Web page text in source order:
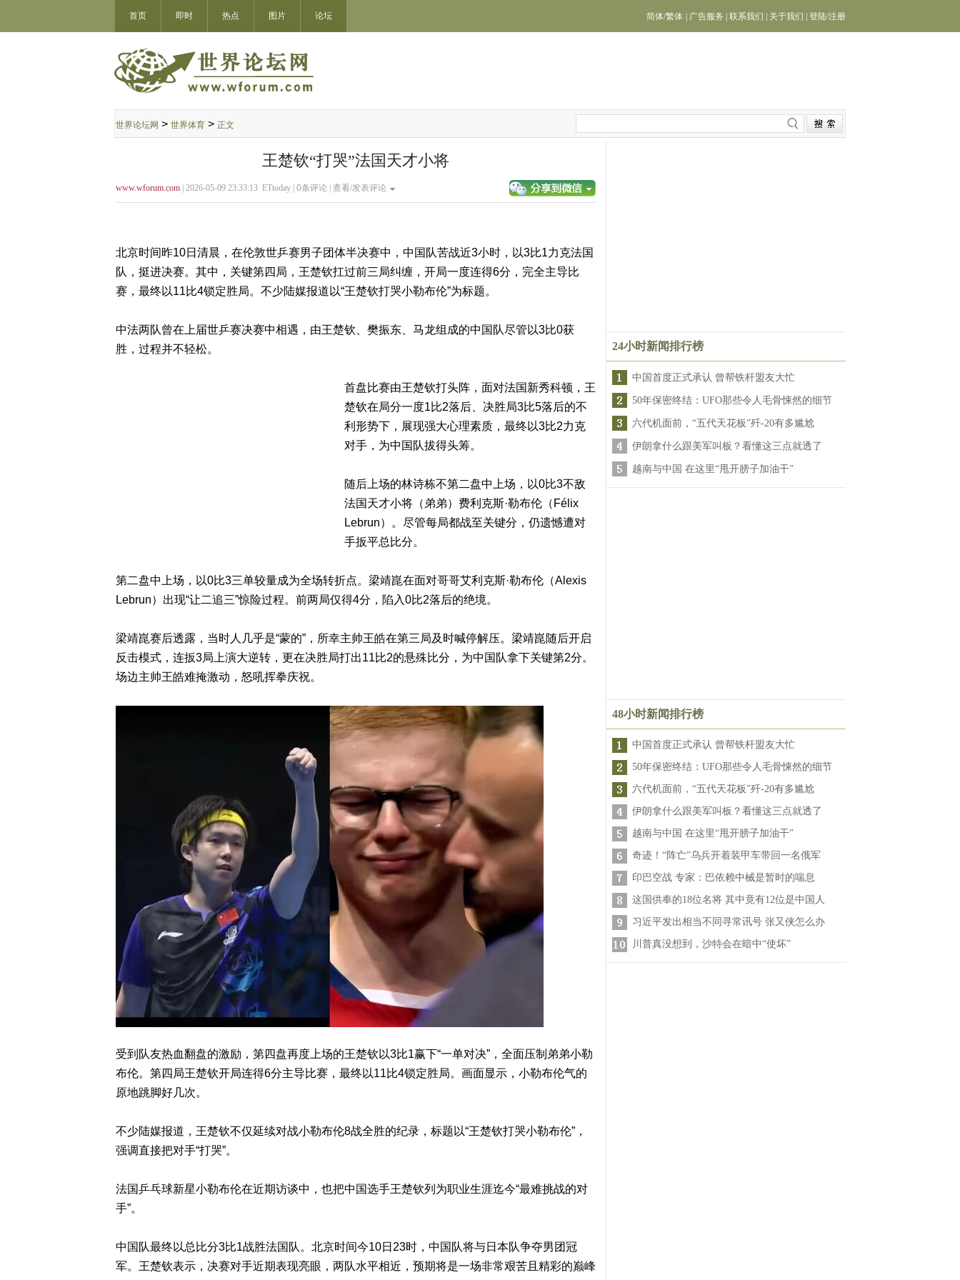
首页 即时 热点 图片 论坛 简体/繁体 广告服务 联系我们 关于我们 登陆/注册
世界论坛网 > 世界体育 > 正文
王楚钦“打哭”法国天才小将
www.wforum.com | 2026-05-09 23:33:13 ETtoday | 0条评论 | 查看/发表评论
北京时间昨10日清晨，在伦敦世乒赛男子团体半决赛中，中国队苦战近3小时，以3比1力克法国
队，挺进决赛。其中，关键第四局，王楚钦扛过前三局纠缠，开局一度连得6分，完全主导比
赛，最终以11比4锁定胜局。不少陆媒报道以“王楚钦打哭小勒布伦”为标题。
中法两队曾在上届世乒赛决赛中相遇，由王楚钦、樊振东、马龙组成的中国队尽管以3比0获
胜，过程并不轻松。
首盘比赛由王楚钦打头阵，面对法国新秀科顿，王
楚钦在局分一度1比2落后、决胜局3比5落后的不
利形势下，展现强大心理素质，最终以3比2力克
对手，为中国队拔得头筹。
随后上场的林诗栋不第二盘中上场，以0比3不敌
法国天才小将（弟弟）费利克斯·勒布伦（Félix
Lebrun）。尽管每局都战至关键分，仍遗憾遭对
手扳平总比分。
第二盘中上场，以0比3三单较量成为全场转折点。梁靖崑在面对哥哥艾利克斯·勒布伦（Alexis
Lebrun）出现“让二追三”惊险过程。前两局仅得4分，陷入0比2落后的绝境。
梁靖崑赛后透露，当时人几乎是“蒙的”，所幸主帅王皓在第三局及时喊停解压。梁靖崑随后开启
反击模式，连扳3局上演大逆转，更在决胜局打出11比2的悬殊比分，为中国队拿下关键第2分。
场边主帅王皓难掩激动，怒吼挥拳庆祝。
受到队友热血翻盘的激励，第四盘再度上场的王楚钦以3比1赢下“一单对决”，全面压制弟弟小勒
布伦。第四局王楚钦开局连得6分主导比赛，最终以11比4锁定胜局。画面显示，小勒布伦气的
原地跳脚好几次。
不少陆媒报道，王楚钦不仅延续对战小勒布伦8战全胜的纪录，标题以“王楚钦打哭小勒布伦”，
强调直接把对手“打哭”。
法国乒乓球新星小勒布伦在近期访谈中，也把中国选手王楚钦列为职业生涯迄今“最难挑战的对
手”。
中国队最终以总比分3比1战胜法国队。北京时间今10日23时，中国队将与日本队争夺男团冠
军。王楚钦表示，决赛对手近期表现亮眼，两队水平相近，预期将是一场非常艰苦且精彩的巅峰
24小时新闻排行榜
中国首度正式承认 曾帮铁杆盟友大忙
50年保密终结：UFO那些令人毛骨悚然的细节
六代机面前，“五代天花板”歼-20有多尴尬
伊朗拿什么跟美军叫板？看懂这三点就透了
越南与中国 在这里“甩开膀子加油干”
48小时新闻排行榜
中国首度正式承认 曾帮铁杆盟友大忙
50年保密终结：UFO那些令人毛骨悚然的细节
六代机面前，“五代天花板”歼-20有多尴尬
伊朗拿什么跟美军叫板？看懂这三点就透了
越南与中国 在这里“甩开膀子加油干”
奇迹！“阵亡”乌兵开着装甲车带回一名俄军
印巴空战 专家：巴依赖中械是暂时的喘息
这国供奉的18位名将 其中竟有12位是中国人
习近平发出相当不同寻常讯号 张又侠怎么办
川普真没想到，沙特会在暗中“使坏”